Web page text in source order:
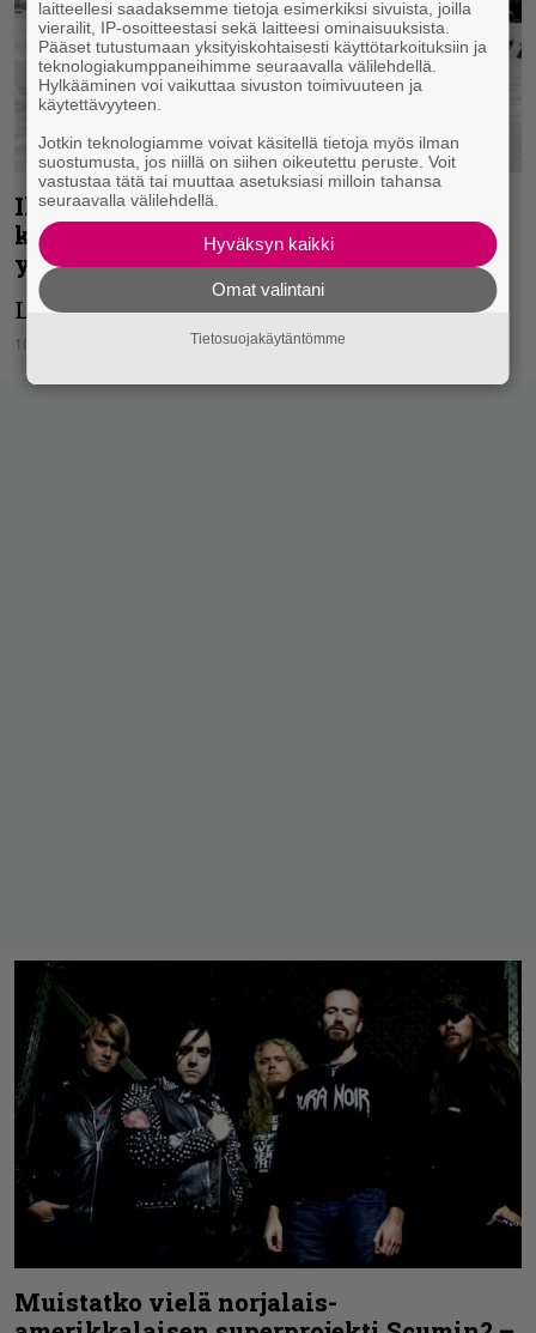
Ihmiskunta kaivaa itselleen lohdutonta
kuoppaa – Hermoromahdus esittelee
yhteiskuntakriittistä pienjulkaisuaan
Luomakunnan kruunu -ep ilmestyy 1.4.
10.03.2022
Muistatko vielä norjalais-
laitteellesi saadaksemme tietoja esimerkiksi sivuista, joilla
vierailit, IP-osoitteestasi sekä laitteesi ominaisuuksista.
Pääset tutustumaan yksityiskohtaisesti käyttötarkoituksiin ja
teknologiakumppaneihimme seuraavalla välilehdellä.
Hylkääminen voi vaikuttaa sivuston toimivuuteen ja
käytettävyyteen.
Jotkin teknologiamme voivat käsitellä tietoja myös ilman
suostumusta, jos niillä on siihen oikeutettu peruste. Voit
vastustaa tätä tai muuttaa asetuksiasi milloin tahansa
seuraavalla välilehdellä.
Hyväksyn kaikki
Omat valintani
Tietosuojakäytäntömme